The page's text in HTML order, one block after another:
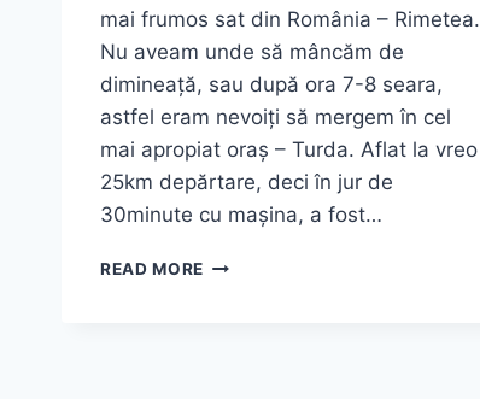
mai frumos sat din România – Rimetea.
Nu aveam unde să mâncăm de
dimineață, sau după ora 7-8 seara,
astfel eram nevoiți să mergem în cel
mai apropiat oraș – Turda. Aflat la vreo
25km depărtare, deci în jur de
30minute cu mașina, a fost…
READ MORE TURDA